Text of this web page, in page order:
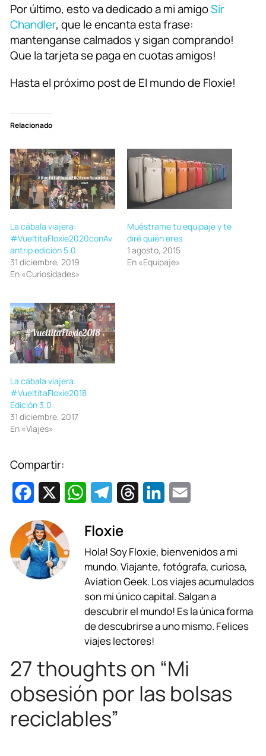
Por último, esto va dedicado a mi amigoSir
Chandler, que le encanta esta frase:
mantenganse calmados y sigan comprando!
Que la tarjeta se paga en cuotas amigos!
Hasta el próximo post de El mundo de Floxie!
Relacionado
La cábala viajera:
#VueltitaFloxie2020conAv
antrip edición 5.0
31 diciembre, 2019
En «Curiosidades»
Muéstrame tu equipaje y te
diré quién eres
1 agosto, 2015
En «Equipaje»
La cábala viajera:
#VueltitaFloxie2018
Edición 3.0
31 diciembre, 2017
En «Viajes»
Compartir:
c
e
b
W
a
t
s
A
p
p
l
e
g
r
a
m
e
a
d
s
k
e
d
i
l
Floxie
Hola! Soy Floxie, bienvenidos a mi
mundo. Viajante, fotógrafa, curiosa,
Aviation Geek. Los viajes acumulados
son mi único capital. Salgan a
descubrir el mundo! Es la única forma
de descubrirse a uno mismo. Felices
viajes lectores!
27 thoughts on “Mi
obsesión por las bolsas
reciclables”